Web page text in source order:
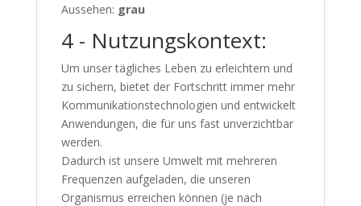
Aussehen: grau
4 - Nutzungskontext:
Um unser tägliches Leben zu erleichtern und
zu sichern, bietet der Fortschritt immer mehr
Kommunikationstechnologien und entwickelt
Anwendungen, die für uns fast unverzichtbar
werden.
Dadurch ist unsere Umwelt mit mehreren
Frequenzen aufgeladen, die unseren
Organismus erreichen können (je nach